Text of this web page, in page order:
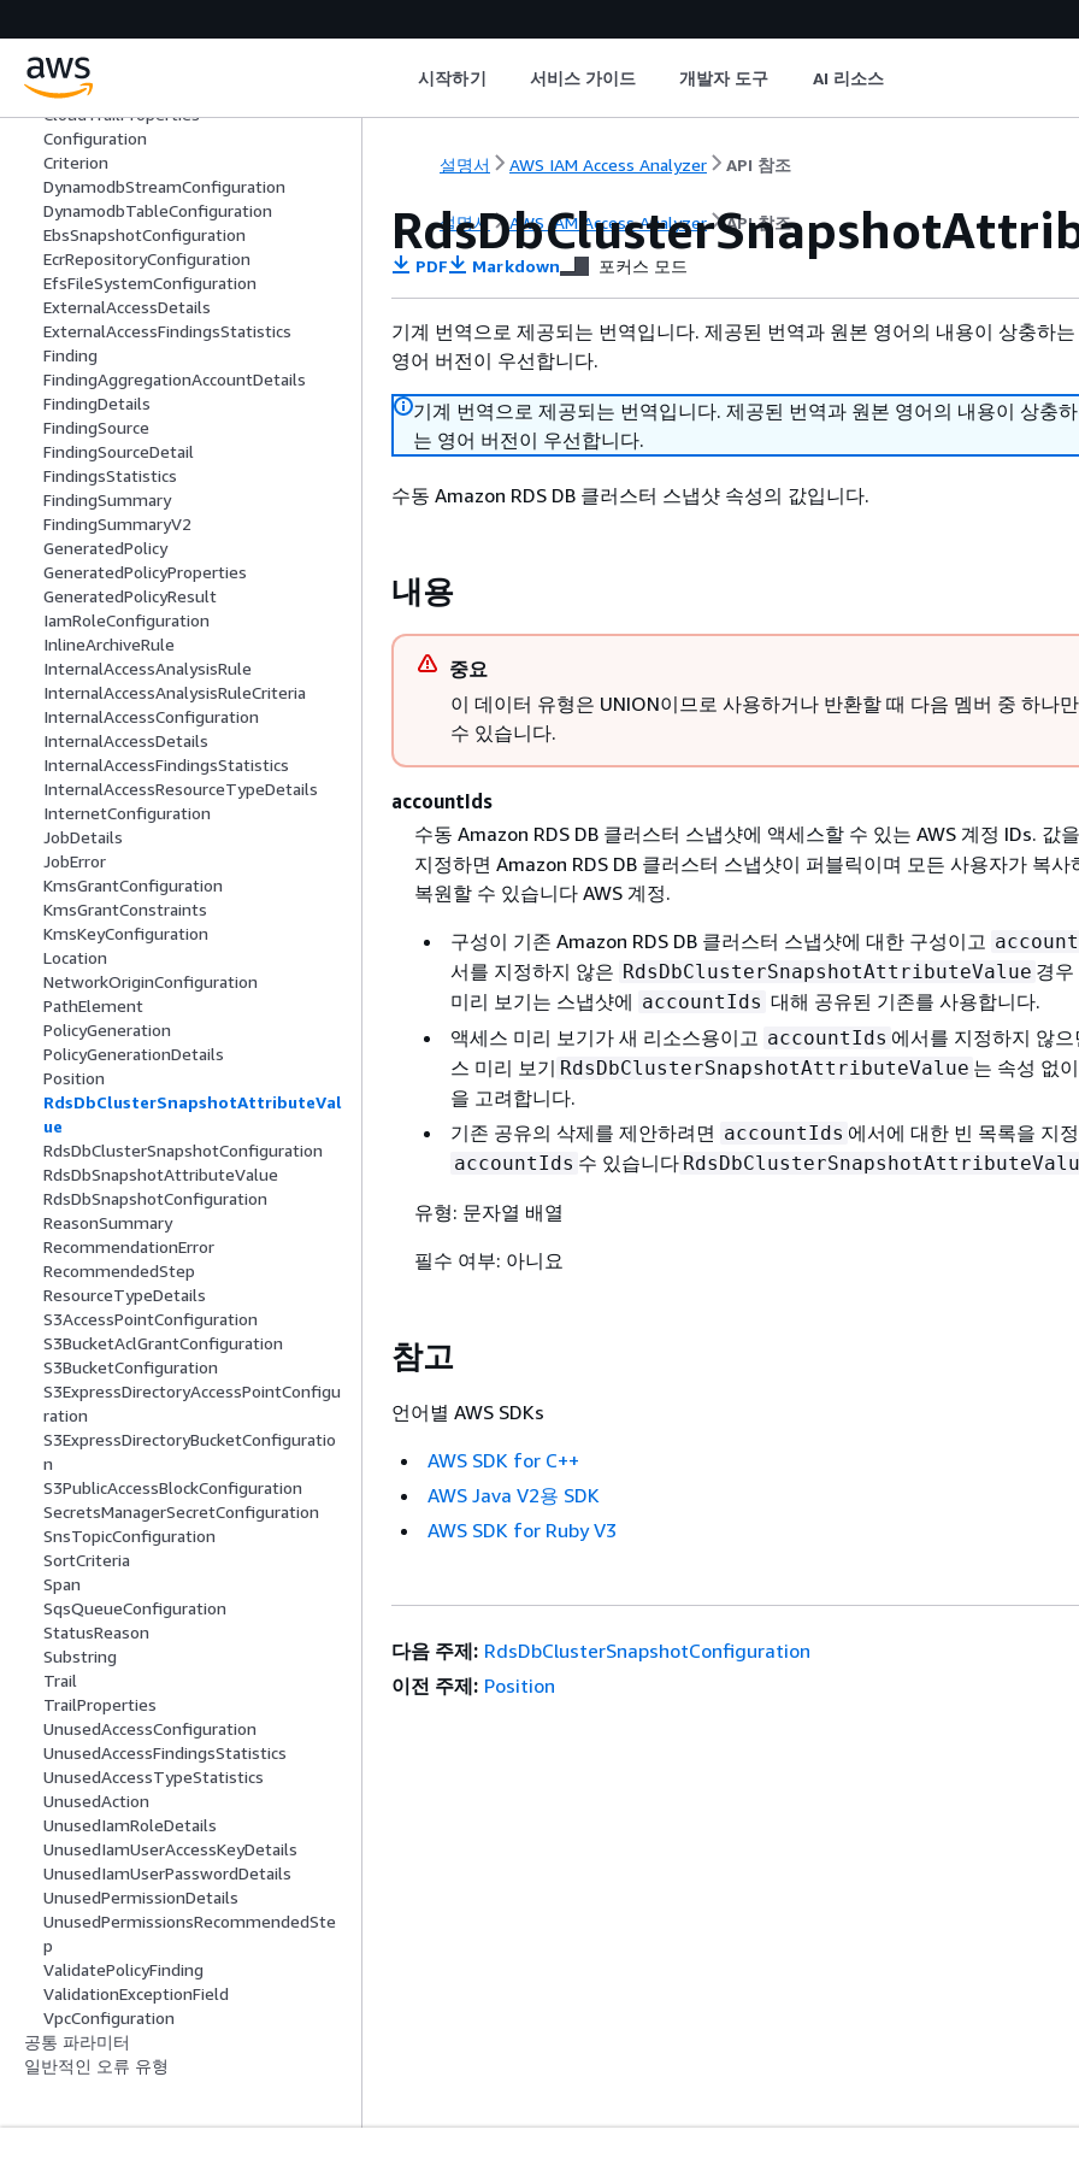
시작하기 서비스 가이드 개발자 도구 AI 리소스
AnalyzerSummary
ArchiveRuleSummary
CloudTrailDetails
CloudTrailProperties
Configuration
Criterion
DynamodbStreamConfiguration
DynamodbTableConfiguration
EbsSnapshotConfiguration
EcrRepositoryConfiguration
EfsFileSystemConfiguration
ExternalAccessDetails
ExternalAccessFindingsStatistics
Finding
FindingAggregationAccountDetails
FindingDetails
FindingSource
FindingSourceDetail
FindingsStatistics
FindingSummary
FindingSummaryV2
GeneratedPolicy
GeneratedPolicyProperties
GeneratedPolicyResult
IamRoleConfiguration
InlineArchiveRule
InternalAccessAnalysisRule
InternalAccessAnalysisRuleCriteria
InternalAccessConfiguration
InternalAccessDetails
InternalAccessFindingsStatistics
InternalAccessResourceTypeDetails
InternetConfiguration
JobDetails
JobError
KmsGrantConfiguration
KmsGrantConstraints
KmsKeyConfiguration
Location
NetworkOriginConfiguration
PathElement
PolicyGeneration
PolicyGenerationDetails
Position
RdsDbClusterSnapshotAttributeVal
ue
RdsDbClusterSnapshotConfiguration
RdsDbSnapshotAttributeValue
RdsDbSnapshotConfiguration
ReasonSummary
RecommendationError
RecommendedStep
ResourceTypeDetails
S3AccessPointConfiguration
S3BucketAclGrantConfiguration
S3BucketConfiguration
S3ExpressDirectoryAccessPointConfigu
ration
S3ExpressDirectoryBucketConfiguratio
n
S3PublicAccessBlockConfiguration
SecretsManagerSecretConfiguration
SnsTopicConfiguration
SortCriteria
Span
SqsQueueConfiguration
StatusReason
Substring
Trail
TrailProperties
UnusedAccessConfiguration
UnusedAccessFindingsStatistics
UnusedAccessTypeStatistics
UnusedAction
UnusedIamRoleDetails
UnusedIamUserAccessKeyDetails
UnusedIamUserPasswordDetails
UnusedPermissionDetails
UnusedPermissionsRecommendedSte
p
ValidatePolicyFinding
ValidationExceptionField
VpcConfiguration
공통 파라미터
일반적인 오류 유형
설명서 AWS IAM Access Analyzer API 참조
설명서 AWS IAM Access Analyzer API 참조
PDF Markdown 포커스 모드
기계 번역으로 제공되는 번역입니다. 제공된 번역과 원본 영어의 내용이 상충하
영어 버전이 우선합니다.
기계 번역으로 제공되는 번역입니다. 제공된 번역과 원본 영어의 내용이 상충
는 영어 버전이 우선합니다.
수동 Amazon RDS DB 클러스터 스냅샷 속성의 값입니다.
내용
중요
이 데이터 유형은 UNION이므로 사용하거나 반환할 때 다음 멤버 중 하나
수 있습니다.
accountIds
수동 Amazon RDS DB 클러스터 스냅샷에 액세스할 수 있는 AWS 계정 IDs. 값을
지정하면 Amazon RDS DB 클러스터 스냅샷이 퍼블릭이며 모든 사용자가 복사
복원할 수 있습니다 AWS 계정.
구성이 기존 Amazon RDS DB 클러스터 스냅샷에 대한 구성이고
서를 지정하지 않은 RdsDbClusterSnapshotAttributeValue 경우
미리 보기는 스냅샷에 accountIds 대해 공유된 기존를 사용합니다.
액세스 미리 보기가 새 리소스용이고 accountIds 에서를 지정하지 않으
스 미리 보기 RdsDbClusterSnapshotAttributeValue 는 속성 없
을 고려합니다.
기존 공유의 삭제를 제안하려면 accountIds 에서에 대한 빈 목록을 지
accountIds 수 있습니다
유형: 문자열 배열
필수 여부: 아니요
참고
언어별 AWS SDKs
AWS SDK for C++
AWS Java V2용 SDK
AWS SDK for Ruby V3
다음 주제: RdsDbClusterSnapshotConfiguration
이전 주제: Position